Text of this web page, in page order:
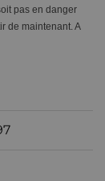
pas en danger
de maintenant. A